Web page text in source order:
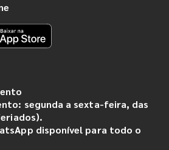
segunda a sexta-feira, das
disponível para todo o